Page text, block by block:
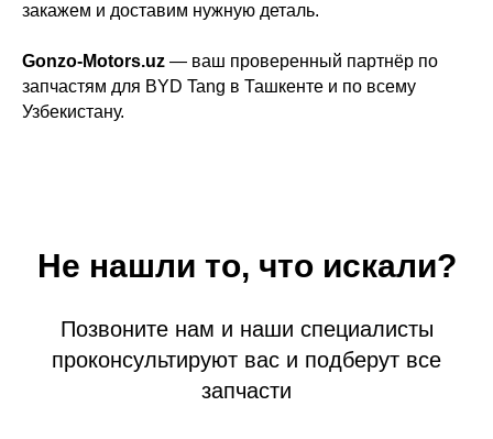
закажем и доставим нужную деталь.
Gonzo-Motors.uz — ваш проверенный партнёр по
запчастям для BYD Tang в Ташкенте и по всему
Узбекистану.
Не нашли то, что искали?
Позвоните нам и наши специалисты
проконсультируют вас и подберут все
запчасти